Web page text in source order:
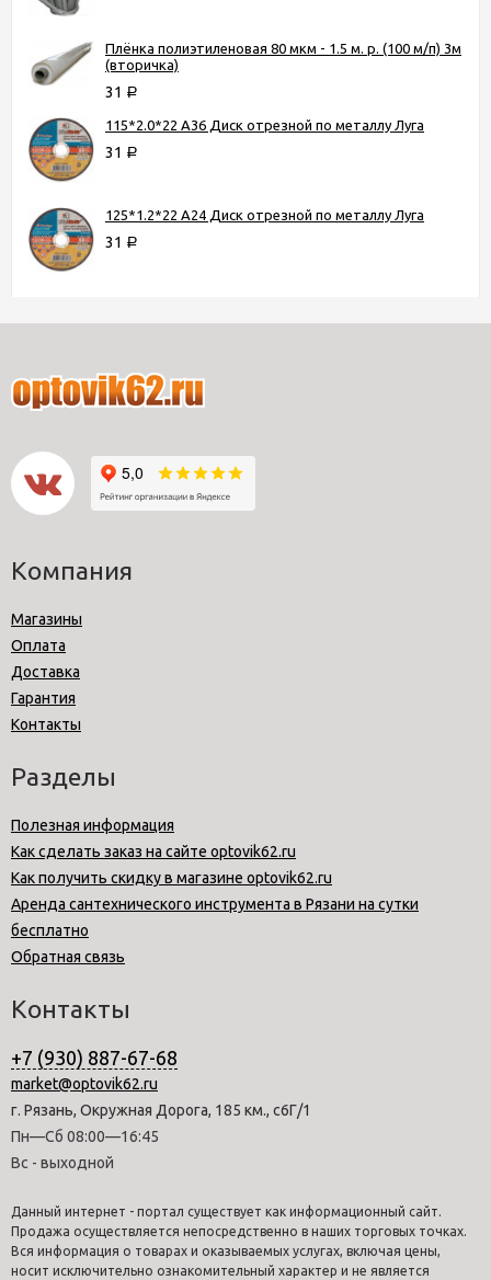
Плёнка полиэтиленовая 80 мкм - 1.5 м. р. (100 м/п) 3м
(вторичка)
31 Р
115*2.0*22 А36 Диск отрезной по металлу Луга
31 Р
125*1.2*22 А24 Диск отрезной по металлу Луга
31 Р
Компания
Магазины
Оплата
Доставка
Гарантия
Контакты
Разделы
Полезная информация
Как сделать заказ на сайте optovik62.ru
Как получить скидку в магазине optovik62.ru
Аренда сантехнического инструмента в Рязани на сутки
бесплатно
Обратная связь
Контакты
+7 (930) 887-67-68
market@optovik62.ru
г. Рязань, Окружная Дорога, 185 км., с6Г/1
Пн—Сб 08:00—16:45
Вс - выходной
Данный интернет - портал существует как информационный сайт.
Продажа осуществляется непосредственно в наших торговых точках.
Вся информация о товарах и оказываемых услугах, включая цены,
носит исключительно ознакомительный характер и не является